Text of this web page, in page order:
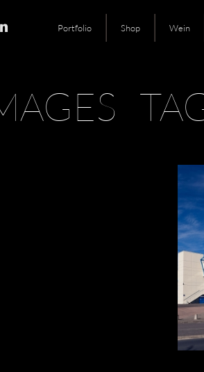
Portfolio Shop Wein